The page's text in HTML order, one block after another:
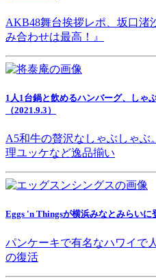
AKB48舞台挨拶レポ、坂口渚
み合わせは最高！』
1人1台鍋と飲めるハンバーグ、しゃ
（2021.9.3）
A5和牛の贅沢なしゃぶしゃぶ
理ユッケなど逸品揃い
Eggs 'n Thingsが横浜みなとみらいに
パンケーキで有名なハワイで
の復活